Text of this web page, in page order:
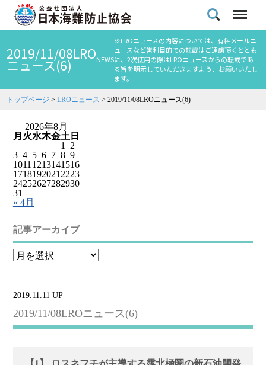
2019/11/08LRO
ニュース(6) NEWS
※LROニュースの内容については、有料メールニ
ュースなど営利目的での転載はご遠慮頂くととも
に、2次使用の際はLROニュースからの転載であ
る旨を明示していただきますよう、お願いいたし
ます。
トップページ >LROニュース >2019/11/08LROニュース(6)
2026年8月
月 火水木金土 日
1
2
3 4 5 6 7 8 9
1011 1213141516
1718192021 2223
24252627282930
31
« 4月
記事アーカイブ
2019.11.11 UP
2019/11/08LROニュース(6)